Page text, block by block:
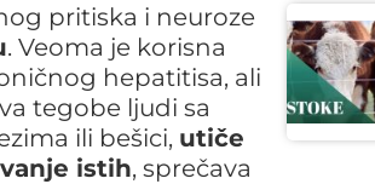
pritiska i neuroze
. Veoma je korisna
hepatitisa, ali
tegobe ljudi sa
ili bešici, utiče
istih, sprečava